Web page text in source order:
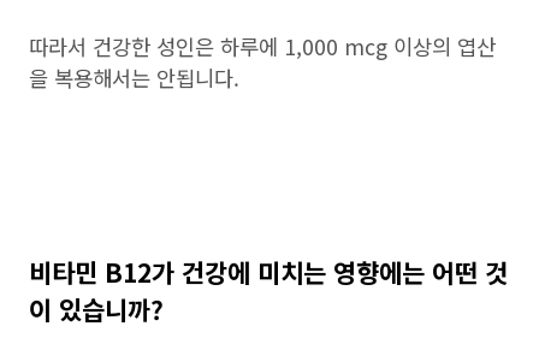
따라서 건강한 성인은 하루에 1,000 mcg 이상의 엽산
을 복용해서는 안됩니다.
비타민 B12가 건강에 미치는 영향에는 어떤 것
이 있습니까?